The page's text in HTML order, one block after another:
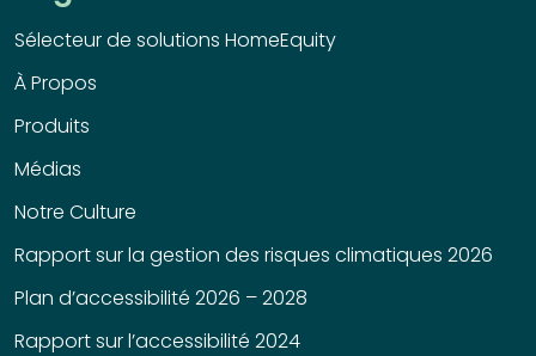
Sélecteur de solutions HomeEquity
À Propos
Produits
Médias
Notre Culture
Rapport sur la gestion des risques climatiques 2026
Plan d’accessibilité 2026 – 2028
Rapport sur l’accessibilité 2024